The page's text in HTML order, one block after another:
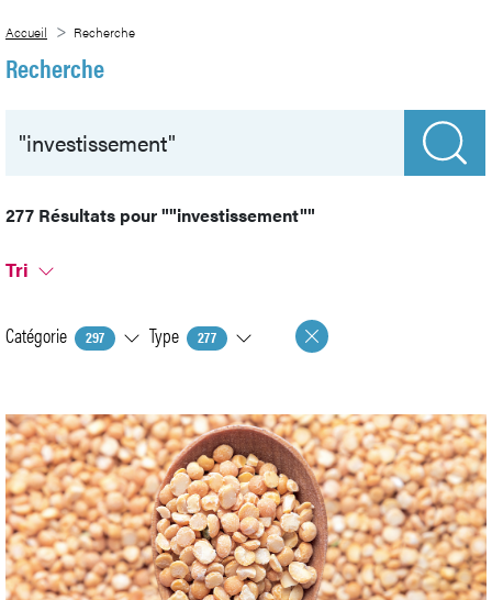
Abonnement papier
Recherche
Recherche
Tri
Catégorie 297 Type 277